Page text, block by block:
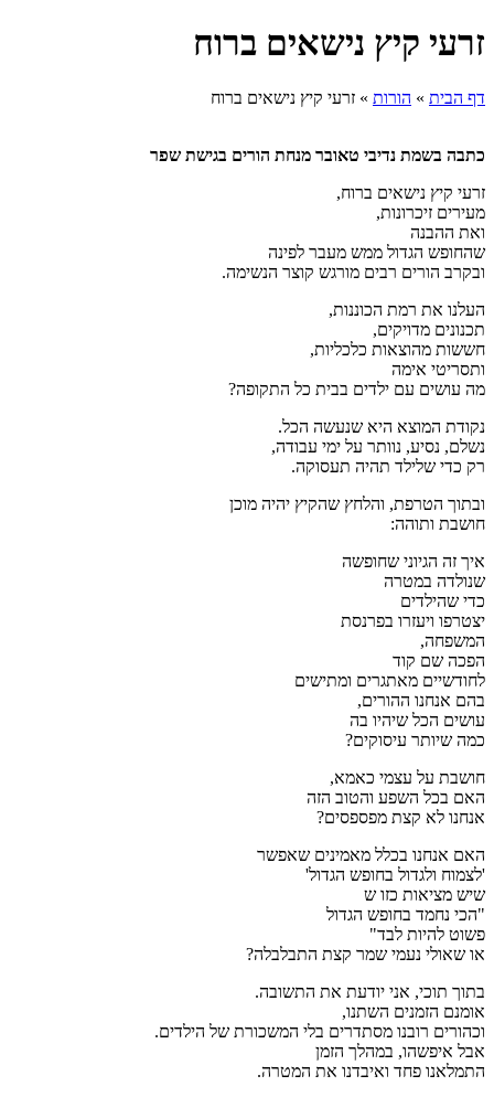
זרעי קיץ נישאים ברוח
דף הבית » הורות » זרעי קיץ נישאים ברוח
כתבה בשמת נדיבי טאובר מנחת הורים בגישת שפר
זרעי קיץ נישאים ברוח,
מעירים זיכרונות,
ואת ההבנה
שהחופש הגדול ממש מעבר לפינה
ובקרב הורים רבים מורגש קוצר הנשימה.
העלנו את רמת הכוננות,
תכנונים מדויקים,
חששות מהוצאות כלכליות,
ותסריטי אימה
מה עושים עם ילדים בבית כל התקופה?
נקודת המוצא היא שנעשה הכל.
נשלם, נסיע, נוותר על ימי עבודה,
רק כדי שלילד תהיה תעסוקה.
ובתוך הטרפת, והלחץ שהקיץ יהיה מוכן
חושבת ותוהה:
איך זה הגיוני שחופשה
שנולדה במטרה
כדי שהילדים
יצטרפו ויעזרו בפרנסת
המשפחה,
הפכה שם קוד
לחודשיים מאתגרים ומתישים
בהם אנחנו ההורים,
עושים הכל שיהיו בה
כמה שיותר עיסוקים?
חושבת על עצמי כאמא,
האם בכל השפע והטוב הזה
אנחנו לא קצת מפספסים?
האם אנחנו בכלל מאמינים שאפשר
'לצמוח ולגדול בחופש הגדול'
שיש מציאות כזו ש
"הכי נחמד בחופש הגדול
פשוט להיות לבד"
או שאולי נעמי שמר קצת התבלבלה?
בתוך תוכי, אני יודעת את התשובה.
אומנם הזמנים השתנו,
וכהורים רובנו מסתדרים בלי המשכורת של הילדים.
אבל איפשהו, במהלך הזמן
התמלאנו פחד ואיבדנו את המטרה.